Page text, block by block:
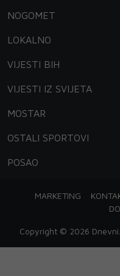
NOGOMET
LOKALNO
VIJESTI BIH
VIJESTI IZ SVIJETA
MOSTAR
OSTALI SPORTOVI
POSAO
MARKETING
Copyright © 2026